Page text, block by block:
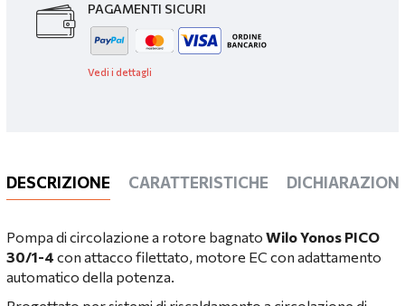
PAGAMENTI SICURI
Vedi i dettagli
DESCRIZIONE CARATTERISTICHE
Pompa di circolazione a rotore bagnato Wilo Yonos PICO
30/1-4 con attacco filettato, motore EC con adattamento
automatico della potenza.